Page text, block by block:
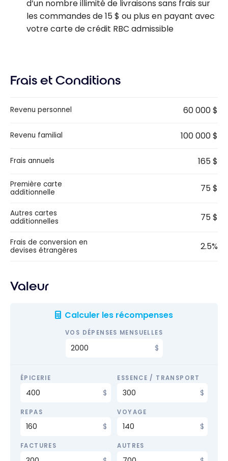
d’un nombre illimité de livraisons sans frais sur
les commandes de15 $ ou plus en payant avec
votre carte de crédit RBC admissible
Frais et Conditions
Revenu personnel 60 000 $
Revenu familial 100 000 $
Frais annuels 165 $
Première carte
additionnelle
75 $
Autres cartes
additionnelles
75 $
Frais de conversion en
devises étrangères
2.5%
Valeur
Calculer les récompenses
VOS DÉPENSES MENSUELLES
ÉPICERIE ESSENCE / TRANSPORT
REPAS VOYAGE
FACTURES AUTRES